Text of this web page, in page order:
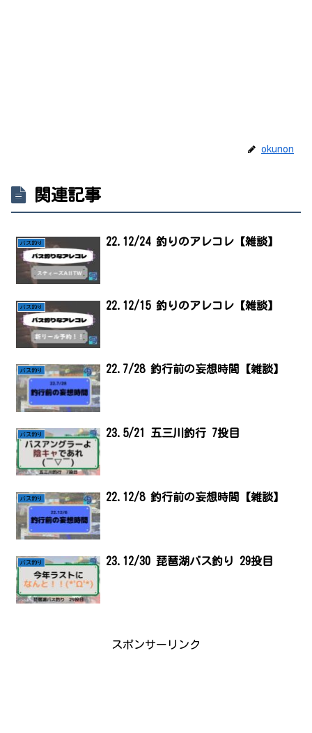
okunon
関連記事
バス釣り 22.12/24 釣りのアレコレ【雑談】
バス釣り 22.12/15 釣りのアレコレ【雑談】
バス釣り 22.7/28 釣行前の妄想時間【雑談】
バス釣り 23.5/21 五三川釣行 7投目
バス釣り 22.12/8 釣行前の妄想時間【雑談】
バス釣り 23.12/30 琵琶湖バス釣り 29投目
スポンサーリンク